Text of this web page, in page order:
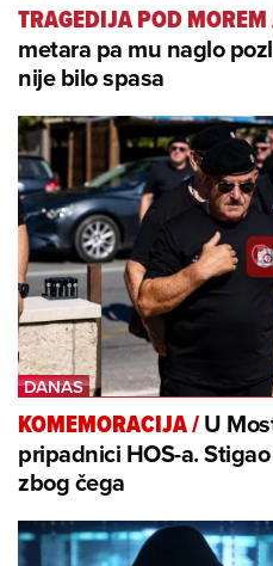
TRAGEDIJA POD MOREM
metara pa mu naglo
nije bilo spasa
KOMEMORACIJA/U
pripadnici HOS-a.
zbog čega